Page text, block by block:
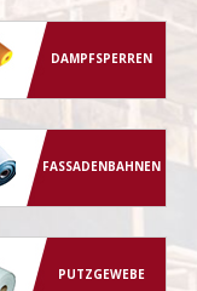
DAMPFSPERREN
FASSADENBAHNEN
PUTZGEWEBE